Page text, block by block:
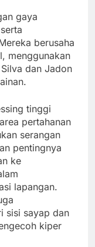
gaya
berusaha
menggunakan
dan Jadon
tinggi
pertahanan
serangan
pentingnya
ke
lapangan.
sisi sayap dan
kiper